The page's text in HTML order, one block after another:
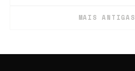
MAIS ANTIGAS